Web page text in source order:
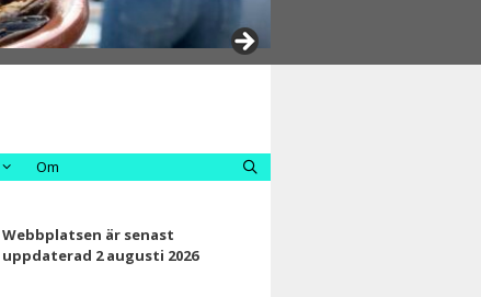
Om
Webbplatsen är senast
uppdaterad 2 augusti 2026